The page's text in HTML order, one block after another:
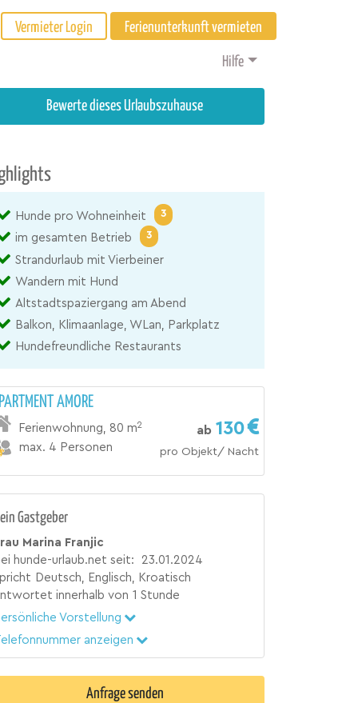
Vermieter Login Ferienunterkunft vermieten
Hilfe
Bewerte dieses Urlaubszuhause
Hunde pro Wohneinheit 3
im gesamten Betrieb 3
Strandurlaub mit Vierbeiner
Wandern mit Hund
Altstadtspaziergang am Abend
Balkon, Klimaanlage, WLan, Parkplatz
Hundefreundliche Restaurants
AMORE
Ferienwohnung, 80 m2
max. 4 Personen
ab 130
pro Objekt/ Nacht
Gastgeber
Marina Franjic
hunde-urlaub.net seit:
23.01.2024
Deutsch, Englisch, Kroatisch
innerhalb von 1 Stunde
Vorstellung
anzeigen
Anfrage senden